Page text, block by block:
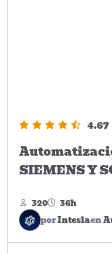
4.67
SIEMENS Y
320
36h
porInteslaen